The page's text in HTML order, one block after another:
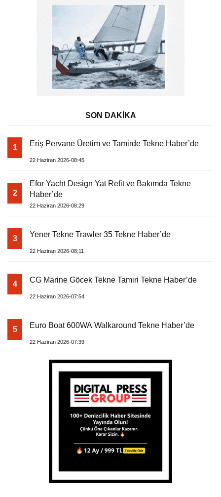
SON DAKİKA
1 Eriş Pervane Üretim ve Tamirde Tekne Haber’de
22 Haziran 2026-08:45
2
Efor Yacht Design Yat Refit ve Bakımda Tekne
Haber’de
22 Haziran 2026-08:29
3 Yener Tekne Trawler 35 Tekne Haber’de
22 Haziran 2026-08:11
4 CG Marine Göcek Tekne Tamiri Tekne Haber’de
22 Haziran 2026-07:54
5 Euro Boat 600WA Walkaround Tekne Haber’de
22 Haziran 2026-07:39